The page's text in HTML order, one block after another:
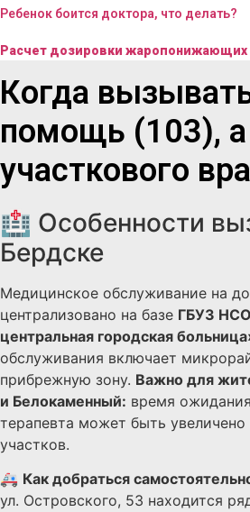
Ребенок боится доктора, что делать?
Расчет дозировки жаропонижающих
Когда
помощь (103), а
участкового
🏥 Особенности
Бердске
Медицинское обслуживание на
централизовано на базе ГБУЗ
центральная городская
обслуживания включает
прибрежную зону. Важно для
и Белокаменный: время
терапевта может быть увеличено
участков.
🚑 Как добраться
ул. Островского, 53 находится